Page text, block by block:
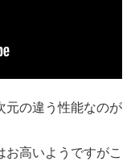
元の違う性能なのが
高いようですがこ